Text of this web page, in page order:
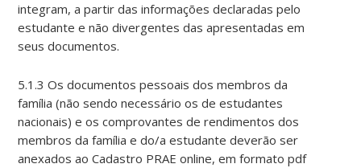
integram, a partir das informações declaradas pelo
estudante e não divergentes das apresentadas em
seus documentos.
5.1.3 Os documentos pessoais dos membros da
família (não sendo necessário os de estudantes
nacionais) e os comprovantes de rendimentos dos
membros da família e do/a estudante deverão ser
anexados ao Cadastro PRAE online, em formato pdf